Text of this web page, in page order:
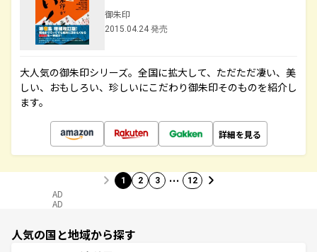
御朱印
2015.04.24 発売
大人気の御朱印シリーズ。全国に拡大して、ただただ凄い、美
しい、おもしろい、珍しいにこだわり御朱印そのものを紹介し
ます。
詳細を見る
1 2 3 … 12
AD
AD
人気の国と地域から探す